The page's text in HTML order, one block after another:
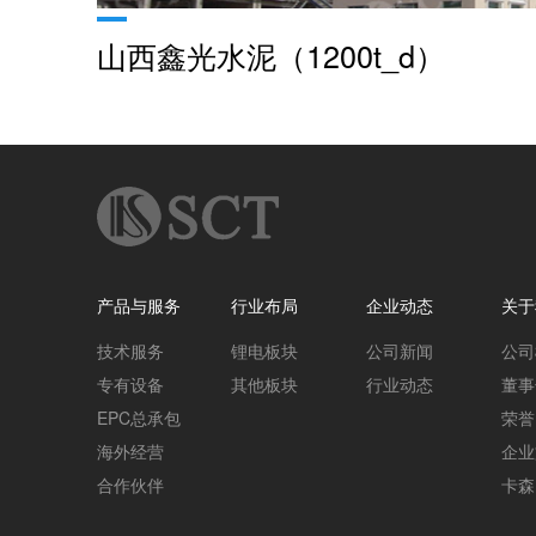
山西鑫光水泥（1200t_d）
产品与服务
技术服务
专有设备
EPC总承包
海外经营
合作伙伴
行业布局
锂电板块
其他板块
企业动态
公司新闻
行业动态
关
公
董
荣
企
卡